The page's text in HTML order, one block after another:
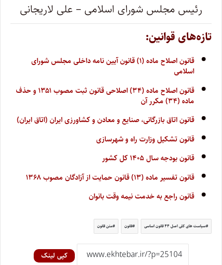
رئیس مجلس شورای اسلامی – علی لاریجانی
تازه‌های قوانین:
قانون اصلاح ماده (۱) قانون آیین نامه داخلی مجلس شورای
اسلامی
قانون اصلاح ماده (۳۴) اصلاحی قانون ثبت مصوب ۱۳۵۱ و حذف
ماده (۳۴) مکرر آن
قانون اتاق بازرگانی، صنایع و معادن و کشاورزی ایران (اتاق ایران)
قانون تشکیل وزارت راه و شهرسازی
قانون بودجه سال ۱۴۰۵ کل کشور
قانون تفسیر ماده (۱۳) قانون حمایت از آزادگان مصوب ۱۳۶۸
قانون راجع به خدمت نیمه وقت بانوان
سیاست های کلی اصل ۴۴ قانون اساسی قانون متن قانون
کپی لینک